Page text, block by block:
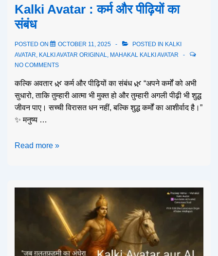
Kalki Avatar : कर्म और पीढ़ियों का
संबंध
POSTED ON OCTOBER 11, 2025 POSTED IN KALKI
AVATAR, KALKI AVATAR ORIGINAL, MAHAKAL KALKI AVATAR
NO COMMENTS
कल्कि अवतार 🌿 कर्म और पीढ़ियों का संबंध 🌿 “अपने कर्मों को अभी
सुधारो, ताकि तुम्हारी आत्मा भी मुक्त हो और तुम्हारी अगली पीढ़ी भी शुद्ध
जीवन पाए। सच्ची विरासत धन नहीं, बल्कि शुद्ध कर्मों का आशीर्वाद है।”
✨ मनुष्य …
Read more »